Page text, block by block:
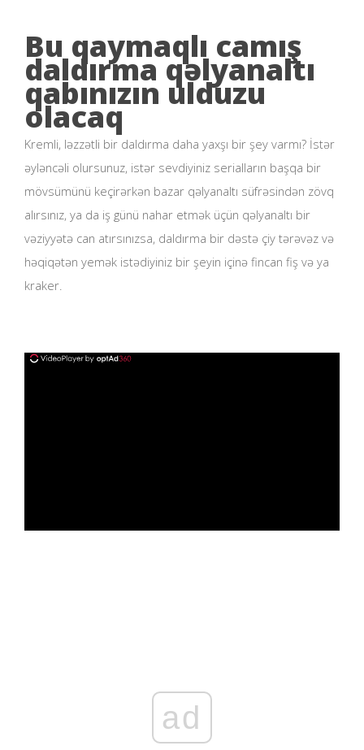
Bu qaymaqlı camış
daldırma qəlyanaltı
qabınızın ulduzu
olacaq
Kremli, ləzzətli bir daldırma daha yaxşı bir şey varmı? İstər
əyləncəli olursunuz, istər sevdiyiniz serialların başqa bir
mövsümünü keçirərkən bazar qəlyanaltı süfrəsindən zövq
alırsınız, ya da iş günü nahar etmək üçün qəlyanaltı bir
vəziyyətə can atırsınızsa, daldırma bir dəstə çiy tərəvəz və
həqiqətən yemək istədiyiniz bir şeyin içinə fincan fiş və ya
kraker.
ad